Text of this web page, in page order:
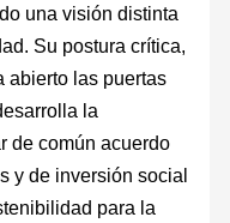
una visión distinta
Su postura crítica,
abierto las puertas
la
de común acuerdo
y de inversión social
para la